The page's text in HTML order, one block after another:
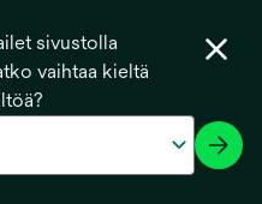
sivustolla
vaihtaa kieltä